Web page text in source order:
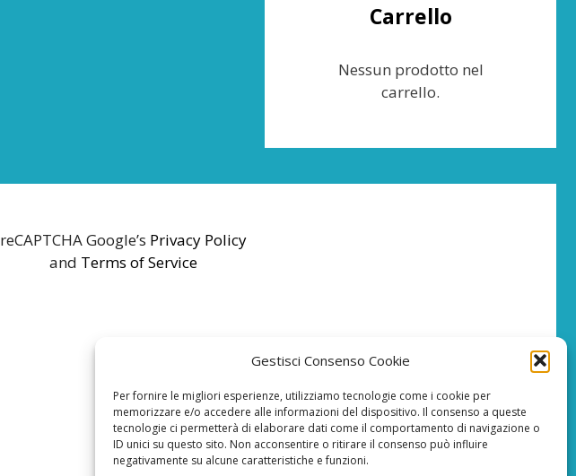
Gestisci Consenso Cookie
Per fornire le migliori esperienze, utilizziamo tecnologie come i cookie per
memorizzare e/o accedere alle informazioni del dispositivo. Il consenso a queste
tecnologie ci permetterà di elaborare dati come il comportamento di navigazione o
ID unici su questo sito. Non acconsentire o ritirare il consenso può influire
negativamente su alcune caratteristiche e funzioni.
Carrello
Nessun prodotto nel
carrello.
reCAPTCHA Google’s Privacy Policy
and Terms of Service